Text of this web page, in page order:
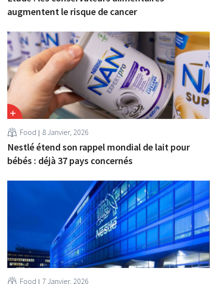
augmentent le risque de cancer
Food 8 Janvier, 2026
Nestlé étend son rappel mondial de lait pour
bébés : déjà 37 pays concernés
Food 7 Janvier, 2026